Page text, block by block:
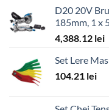
D20 20V
185mm, 1 x
4,388.12 lei
Set Lere
104.21 lei